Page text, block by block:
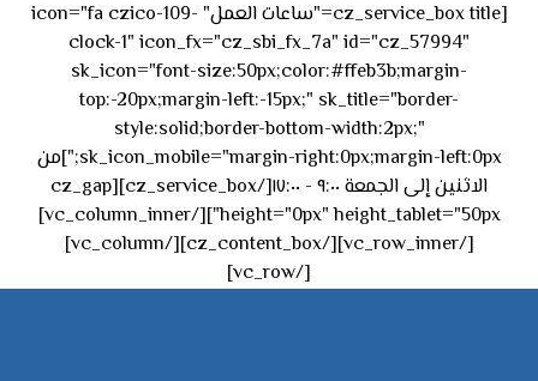
[cz_service_box title="ساعات العمل" icon="fa czico-109-
clock-1" icon_fx="cz_sbi_fx_7a" id="cz_57994"
sk_icon="font-size:50px;color:#ffeb3b;margin-
top:-20px;margin-left:-15px;" sk_title="border-
style:solid;border-bottom-width:2px;"
sk_icon_mobile="margin-right:0px;margin-left:0px;"]من
الاثنين إلى الجمعة ٩:٠٠ - ١٧:٠٠[/cz_service_box][cz_gap
height="0px" height_tablet="50px"][/vc_column_inner]
[/vc_row_inner][/cz_content_box][/vc_column]
[/vc_row]